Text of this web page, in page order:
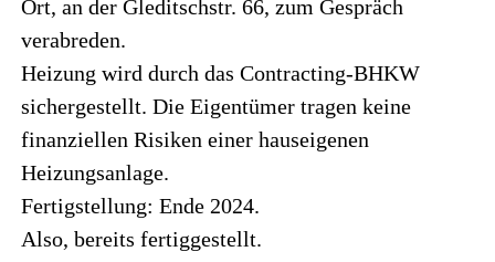
Ort, an der Gleditschstr. 66, zum Gespräch
verabreden.
Heizung wird durch das Contracting-BHKW
sichergestellt. Die Eigentümer tragen keine
finanziellen Risiken einer hauseigenen
Heizungsanlage.
Fertigstellung: Ende 2024.
Also, bereits fertiggestellt.